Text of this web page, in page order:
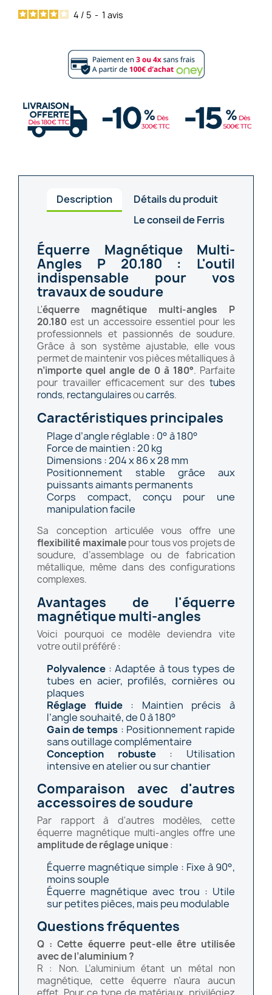
4 / 5 - 1 avis
Description
Détails du produit
Le conseil de Ferris
Équerre Magnétique Multi-
Angles P 20.180 : L'outil
indispensable pour vos
travaux de soudure
L'équerre magnétique multi-angles P
20.180 est un accessoire essentiel pour les
professionnels et passionnés de soudure.
Grâce à son système ajustable, elle vous
permet de maintenir vos pièces métalliques à
n’importe quel angle de 0 à 180°. Parfaite
pour travailler efficacement sur des tubes
ronds, rectangulairesoucarrés.
Caractéristiques principales
Plage d’angle réglable : 0° à 180°
Force de maintien : 20 kg
Dimensions : 204 x 86 x 28 mm
Positionnement stable grâce aux
puissants aimants permanents
Corps compact, conçu pour une
manipulation facile
Sa conception articulée vous offre une
flexibilité maximalepour tous vos projets de
soudure, d’assemblage ou de fabrication
métallique, même dans des configurations
complexes.
Avantages de l'équerre
magnétique multi-angles
Voici pourquoi ce modèle deviendra vite
votre outil préféré :
Polyvalence : Adaptée à tous types de
tubes en acier, profilés, cornières ou
plaques
Réglage fluide: Maintien précis à
l’angle souhaité, de 0 à 180°
Gain de temps : Positionnement rapide
sans outillage complémentaire
Conception robuste: Utilisation
intensive en atelier ou sur chantier
Comparaison avec d'autres
accessoires de soudure
Par rapport à d'autres modèles, cette
équerre magnétique multi-angles offre une
amplitude de réglage unique:
Équerre magnétique simple : Fixe à 90°,
moins souple
Équerre magnétique avec trou : Utile
sur petites pièces, mais peu modulable
Questions fréquentes
Q : Cette équerre peut-elle être utilisée
avec de l’aluminium ?
R : Non. L’aluminium étant un métal non
magnétique, cette équerre n’aura aucun